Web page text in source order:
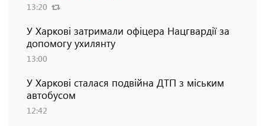
13:20
У Харкові затримали офіцера Нацгвардії за
допомогу ухилянту
13:00
У Харкові сталася подвійна ДТП з міським
автобусом
12:42